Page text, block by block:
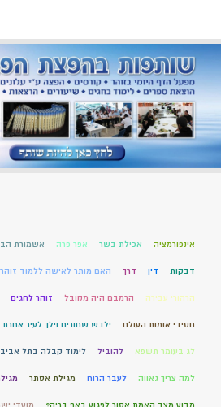
אינפורמציה אכילת בשר אפר פרה אשמורת
דבקות דין דרך האם מותר לאישה ללמוד
הרהורי עבירה הרמבם היה מקובל זוהר לחגים
חסידי אומות העולם ילבש שחורים וילך לעיר אחרת
לג בעומר תשפא להוביל לימוד קבלה בתל אביב
למה צריך גאווה לעבר הרוח מגילת אסתר